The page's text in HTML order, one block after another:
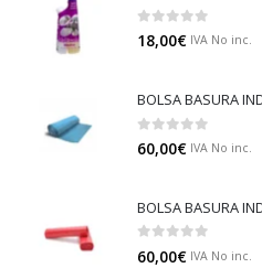
0 out of 5
18,00€ IVA No inc.
BOLSA BASURA
0 out of 5
60,00€ IVA No inc.
BOLSA BASURA
0 out of 5
60,00€ IVA No inc.